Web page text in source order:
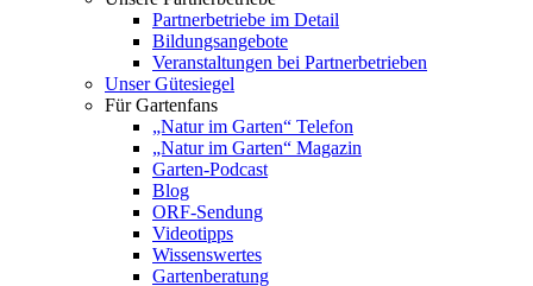
Partnerbetriebe im Detail
Bildungsangebote
Veranstaltungen bei Partnerbetrieben
Unser Gütesiegel
Für Gartenfans
„Natur im Garten“ Telefon
„Natur im Garten“ Magazin
Garten-Podcast
Blog
ORF-Sendung
Videotipps
Wissenswertes
Gartenberatung